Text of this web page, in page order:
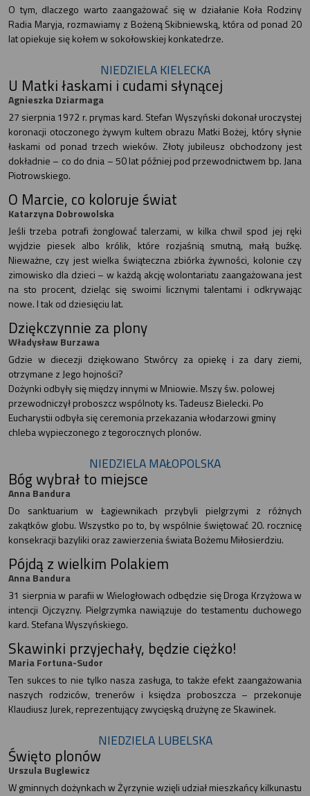
O tym, dlaczego warto zaangażować się w działanie Koła Rodziny
Radia Maryja, rozmawiamy z Bożeną Skibniewską, która od ponad 20
lat opiekuje się kołem w sokołowskiej konkatedrze.
NIEDZIELA KIELECKA
U Matki łaskami i cudami słynącej
Agnieszka Dziarmaga
27 sierpnia 1972 r. prymas kard. Stefan Wyszyński dokonał uroczystej
koronacji otoczonego żywym kultem obrazu Matki Bożej, który słynie
łaskami od ponad trzech wieków. Złoty jubileusz obchodzony jest
dokładnie – co do dnia – 50 lat później pod przewodnictwem bp. Jana
Piotrowskiego.
O Marcie, co koloruje świat
Katarzyna Dobrowolska
Jeśli trzeba potrafi żonglować talerzami, w kilka chwil spod jej ręki
wyjdzie piesek albo królik, które rozjaśnią smutną, małą buźkę.
Nieważne, czy jest wielka świąteczna zbiórka żywności, kolonie czy
zimowisko dla dzieci – w każdą akcję wolontariatu zaangażowana jest
na sto procent, dzieląc się swoimi licznymi talentami i odkrywając
nowe. I tak od dziesięciu lat.
Dziękczynnie za plony
Władysław Burzawa
Gdzie w diecezji dziękowano Stwórcy za opiekę i za dary ziemi,
otrzymane z Jego hojności?
Dożynki odbyły się między innymi w Mniowie. Mszy św. polowej
przewodniczył proboszcz wspólnoty ks. Tadeusz Bielecki. Po
Eucharystii odbyła się ceremonia przekazania włodarzowi gminy
chleba wypieczonego z tegorocznych plonów.
NIEDZIELA MAŁOPOLSKA
Bóg wybrał to miejsce
Anna Bandura
Do sanktuarium w Łagiewnikach przybyli pielgrzymi z różnych
zakątków globu. Wszystko po to, by wspólnie świętować 20. rocznicę
konsekracji bazyliki oraz zawierzenia świata Bożemu Miłosierdziu.
Pójdą z wielkim Polakiem
Anna Bandura
31 sierpnia w parafii w Wielogłowach odbędzie się Droga Krzyżowa w
intencji Ojczyzny. Pielgrzymka nawiązuje do testamentu duchowego
kard. Stefana Wyszyńskiego.
Skawinki przyjechały, będzie ciężko!
Maria Fortuna-Sudor
Ten sukces to nie tylko nasza zasługa, to także efekt zaangażowania
naszych rodziców, trenerów i księdza proboszcza – przekonuje
Klaudiusz Jurek, reprezentujący zwycięską drużynę ze Skawinek.
NIEDZIELA LUBELSKA
Święto plonów
Urszula Buglewicz
W gminnych dożynkach w Żyrzynie wzięli udział mieszkańcy kilkunastu